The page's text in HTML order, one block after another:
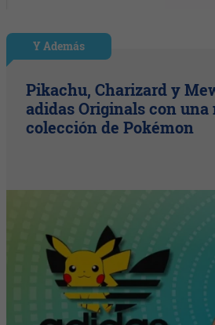
Y Además
Pikachu, Charizard y
adidas Originals con una
colección de Pokémon